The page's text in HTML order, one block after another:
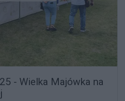
- Wielka Majówka na